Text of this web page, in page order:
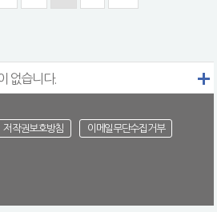
없습니다.
저작권보호방침 이메일무단수집거부